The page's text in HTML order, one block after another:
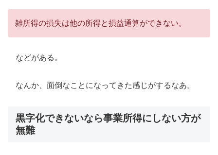
雑所得の損失は他の所得と損益通算ができない。
などがある。
なんか、面倒なことになってきた感じがするなあ。
黒字化できないなら事業所得にしない方が
無難